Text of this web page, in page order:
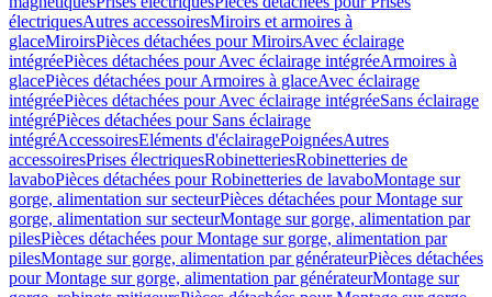
électriquesAutres accessoiresMiroirs et armoires à
glaceMiroirsPièces détachées pour MiroirsAvec éclairage
intégréePièces détachées pour Avec éclairage intégréeArmoires à
glacePièces détachées pour Armoires à glaceAvec éclairage
intégréePièces détachées pour Avec éclairage intégréeSans éclairage
intégréPièces détachées pour Sans éclairage
intégréAccessoiresEléments d'éclairagePoignéesAutres
accessoiresPrises électriquesRobinetteriesRobinetteries de
lavaboPièces détachées pour Robinetteries de lavaboMontage sur
gorge, alimentation sur secteurPièces détachées pour Montage sur
gorge, alimentation sur secteurMontage sur gorge, alimentation par
pilesPièces détachées pour Montage sur gorge, alimentation par
pilesMontage sur gorge, alimentation par générateurPièces détachées
pour Montage sur gorge, alimentation par générateurMontage sur